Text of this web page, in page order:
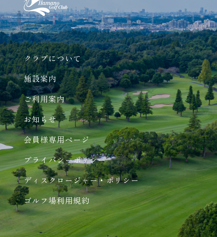
クラブについて
施設案内
ご利用案内
お知らせ
会員様専用ページ
プライバシーポリシー
ディスクロージャー・ポリシー
ゴルフ場利用規約